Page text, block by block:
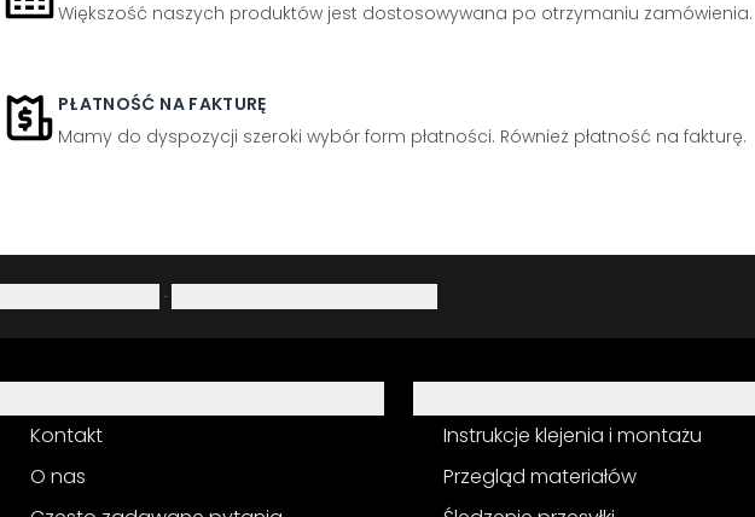
Większość naszych produktów jest dostosowywana po otrzymaniu zamówienia.
PŁATNOŚĆ NA FAKTURĘ
Mamy do dyspozycji szeroki wybór form płatności. Również płatność na fakturę.
·
Kontakt
O nas
Instrukcje klejenia i montażu
Przegląd materiałów